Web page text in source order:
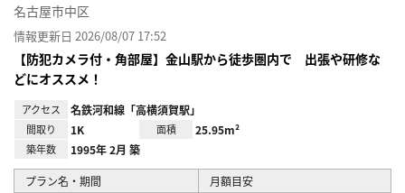
名古屋市中区
情報更新日 2026/08/07 17:52
【防犯カメラ付・角部屋】金山駅から徒歩圏内で 出張や研修な
どにオススメ！
アクセス 名鉄河和線「高横須賀駅」
間取り 1K 面積 25.95m²
築年数 1995年 2月 築
プラン名・期間 月額目安